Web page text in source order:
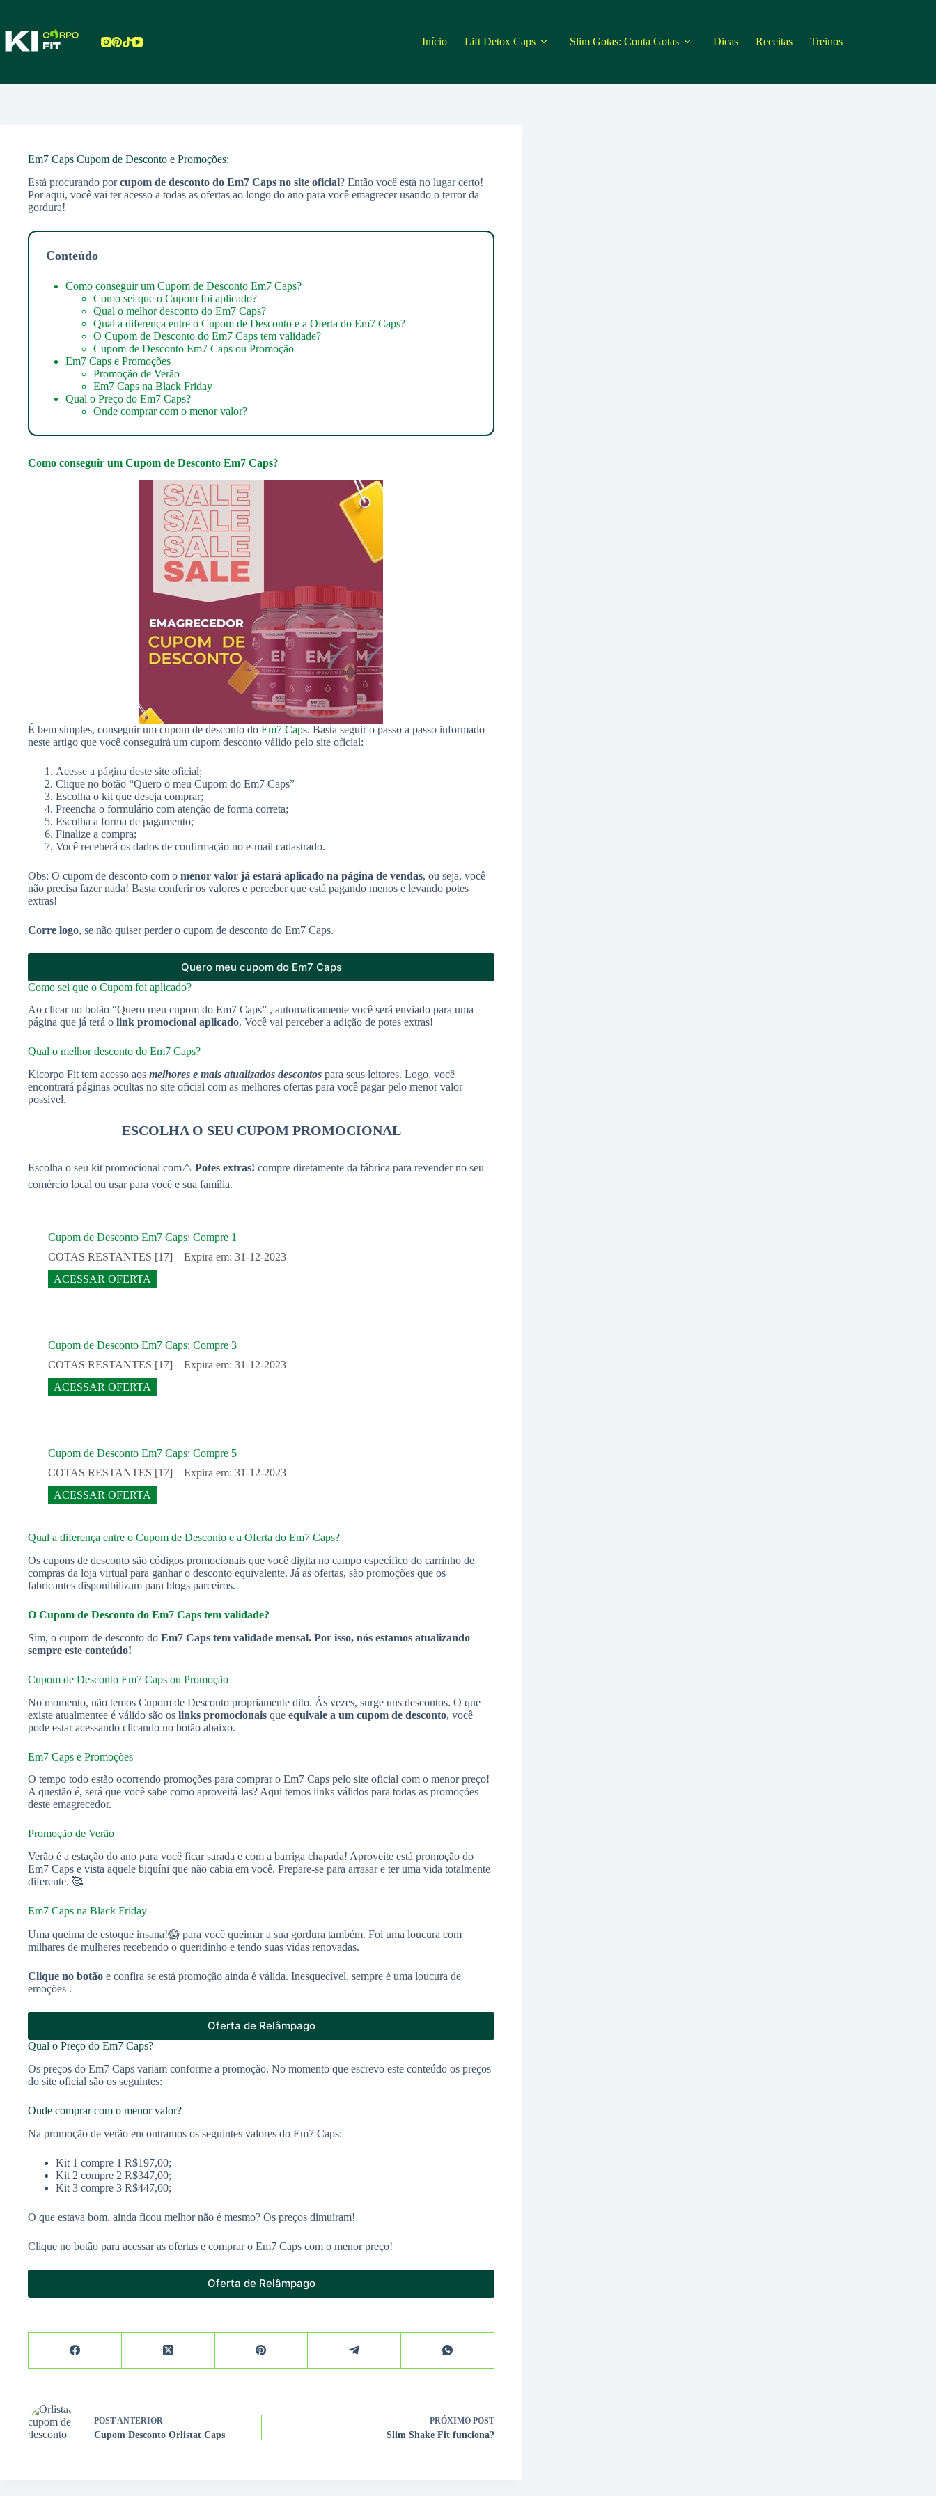
conteúdo
Início Lift Detox Caps Slim Gotas: Conta Gotas Dicas Receitas Treinos
Em7 Caps Cupom de Desconto e Promoções:
Está procurando porcupom de desconto do Em7 Caps no site oficial? Então você está no lugar certo!
Por aqui, você vai ter acesso a todas as ofertas ao longo do ano para você emagrecer usando o terror da
gordura!
Conteúdo
Como conseguir um Cupom de Desconto Em7 Caps?
Como sei que o Cupom foi aplicado?
Qual o melhor desconto do Em7 Caps?
Qual a diferença entre o Cupom de Desconto e a Oferta do Em7 Caps?
O Cupom de Desconto do Em7 Caps tem validade?
Cupom de Desconto Em7 Caps ou Promoção
Em7 Caps e Promoções
Promoção de Verão
Em7 Caps na Black Friday
Qual o Preço do Em7 Caps?
Onde comprar com o menor valor?
Como conseguir um Cupom de Desconto Em7 Caps?
É bem simples, conseguir um cupom de desconto do Em7 Caps. Basta seguir o passo a passo informado
neste artigo que você conseguirá um cupom desconto válido pelo site oficial:
Acesse a página deste site oficial;
Clique no botão “Quero o meu Cupom do Em7 Caps”
Escolha o kit que deseja comprar;
Preencha o formulário com atenção de forma correta;
Escolha a forma de pagamento;
Finalize a compra;
Você receberá os dados de confirmação no e-mail cadastrado.
Obs: O cupom de desconto com o menor valor já estará aplicado na página de vendas, ou seja, você
não precisa fazer nada! Basta conferir os valores e perceber que está pagando menos e levando potes
extras!
Corre logo, se não quiser perder o cupom de desconto do Em7 Caps.
Quero meu cupom do Em7 Caps
Como sei que o Cupom foi aplicado?
Ao clicar no botão “Quero meu cupom do Em7 Caps” , automaticamente você será enviado para uma
página que já terá o link promocional aplicado. Você vai perceber a adição de potes extras!
Qual o melhor desconto do Em7 Caps?
Kicorpo Fit tem acesso aos melhores e mais atualizados descontos para seus leitores. Logo, você
encontrará páginas ocultas no site oficial com as melhores ofertas para você pagar pelo menor valor
possível.
ESCOLHA O SEU CUPOM PROMOCIONAL
Escolha o seu kit promocional com⚠️ Potes extras! compre diretamente da fábrica para revender no seu
comércio local ou usar para você e sua família.
Cupom de Desconto Em7 Caps: Compre 1
COTAS RESTANTES [17] – Expira em: 31-12-2023
ACESSAR OFERTA
Cupom de Desconto Em7 Caps: Compre 3
COTAS RESTANTES [17] – Expira em: 31-12-2023
ACESSAR OFERTA
Cupom de Desconto Em7 Caps: Compre 5
COTAS RESTANTES [17] – Expira em: 31-12-2023
ACESSAR OFERTA
Qual a diferença entre o Cupom de Desconto e a Oferta do Em7 Caps?
Os cupons de desconto são códigos promocionais que você digita no campo específico do carrinho de
compras da loja virtual para ganhar o desconto equivalente. Já as ofertas, são promoções que os
fabricantes disponibilizam para blogs parceiros.
O Cupom de Desconto do Em7 Caps tem validade?
Sim, o cupom de desconto do Em7 Caps tem validade mensal. Por isso, nós estamos atualizando
sempre este conteúdo!
Cupom de Desconto Em7 Caps ou Promoção
No momento, não temos Cupom de Desconto propriamente dito. Ás vezes, surge uns descontos. O que
existe atualmentee é válido são os links promocionais que equivale a um cupom de desconto, você
pode estar acessando clicando no botão abaixo.
Em7 Caps e Promoções
O tempo todo estão ocorrendo promoções para comprar o Em7 Caps pelo site oficial com o menor preço!
A questão é, será que você sabe como aproveitá-las? Aqui temos links válidos para todas as promoções
deste emagrecedor.
Promoção de Verão
Verão é a estação do ano para você ficar sarada e com a barriga chapada! Aproveite está promoção do
Em7 Caps e vista aquele biquíni que não cabia em você. Prepare-se para arrasar e ter uma vida totalmente
diferente. 🥰
Em7 Caps na Black Friday
Uma queima de estoque insana!😱 para você queimar a sua gordura também. Foi uma loucura com
milhares de mulheres recebendo o queridinho e tendo suas vidas renovadas.
Clique no botão e confira se está promoção ainda é válida. Inesquecível, sempre é uma loucura de
emoções .
Oferta de Relâmpago
Qual o Preço do Em7 Caps?
Os preços do Em7 Caps variam conforme a promoção. No momento que escrevo este conteúdo os preços
do site oficial são os seguintes:
Onde comprar com o menor valor?
Na promoção de verão encontramos os seguintes valores do Em7 Caps:
Kit 1 compre 1 R$197,00;
Kit 2 compre 2 R$347,00;
Kit 3 compre 3 R$447,00;
O que estava bom, ainda ficou melhor não é mesmo? Os preços dimuíram!
Clique no botão para acessar as ofertas e comprar o Em7 Caps com o menor preço!
Oferta de Relâmpago
POSTANTERIOR
Cupom Desconto Orlistat Caps
PRÓXIMO POST
Slim Shake Fit funciona?